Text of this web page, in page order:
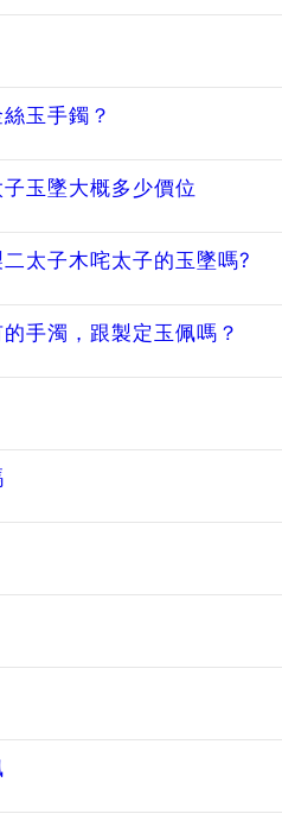
玉手鐲？
玉墜大概多少價位
太子木咤太子的玉墜嗎?
手濁，跟製定玉佩嗎？